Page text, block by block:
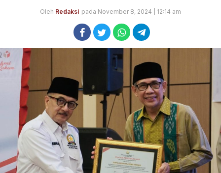
Oleh Redaksi pada November 8, 2024 | 12:14 am